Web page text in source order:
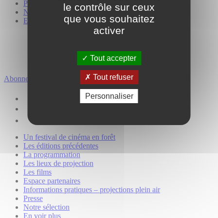
Presse
Notre sélection
En voir plus
Abonnez-vous à la lettre Forêt et Cinéma
Un festival de cinéma en forêt
Les éditions précédentes
La programmation
Les lieux de projection
Les films
Espace partenaires
Informations pratiques – projections plein air
Presse
Notre sélection
En voir plus
le contrôle sur ceux
que vous souhaitez
activer
Tout accepter
Tout refuser
Personnaliser